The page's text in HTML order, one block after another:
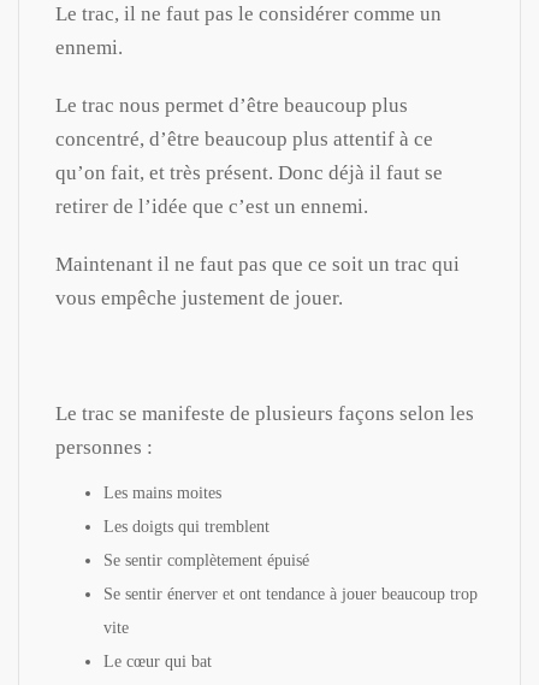
Le trac, il ne faut pas le considérer comme un
ennemi.
Le trac nous permet d’être beaucoup plus
concentré, d’être beaucoup plus attentif à ce
qu’on fait, et très présent. Donc déjà il faut se
retirer de l’idée que c’est un ennemi.
Maintenant il ne faut pas que ce soit un trac qui
vous empêche justement de jouer.
Le trac se manifeste de plusieurs façons selon les
personnes :
Les mains moites
Les doigts qui tremblent
Se sentir complètement épuisé
Se sentir énerver et ont tendance à jouer beaucoup trop
vite
Le cœur qui bat